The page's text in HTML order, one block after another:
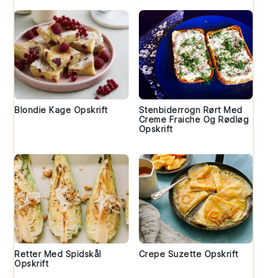
Blondie Kage Opskrift
Stenbiderrogn Rørt Med
Creme Fraiche Og Rødløg
Opskrift
Retter Med Spidskål
Opskrift
Crepe Suzette Opskrift